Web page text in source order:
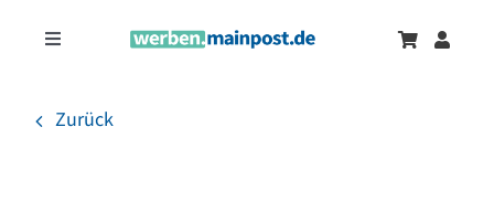
InhaltToggle
Zurück